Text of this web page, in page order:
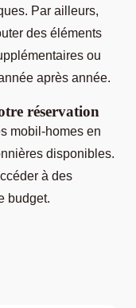
Par ailleurs,
des éléments
ou
après année.
réservation
mobil-homes en
disponibles.
à des
budget.